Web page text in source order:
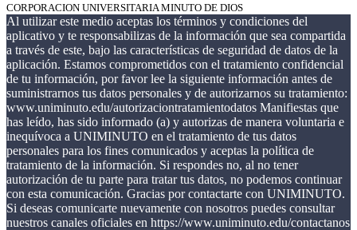
CORPORACION UNIVERSITARIA MINUTO DE DIOS
Al utilizar este medio aceptas los términos y condiciones del
aplicativo y te responsabilizas de la información que sea compartida
a través de este, bajo las características de seguridad de datos de la
aplicación. Estamos comprometidos con el tratamiento confidencial
de tu información, por favor lee la siguiente información antes de
suministrarnos tus datos personales y de autorizarnos su tratamiento:
www.uniminuto.edu/autorizaciontratamientodatos Manifiestas que
has leído, has sido informado (a) y autorizas de manera voluntaria e
inequívoca a UNIMINUTO en el tratamiento de tus datos
personales para los fines comunicados y aceptas la política de
tratamiento de la información. Si respondes no, al no tener
autorización de tu parte para tratar tus datos, no podemos continuar
con esta comunicación. Gracias por contactarte con UNIMINUTO.
Si deseas comunicarte nuevamente con nosotros puedes consultar
nuestros canales oficiales en https://www.uniminuto.edu/contactanos